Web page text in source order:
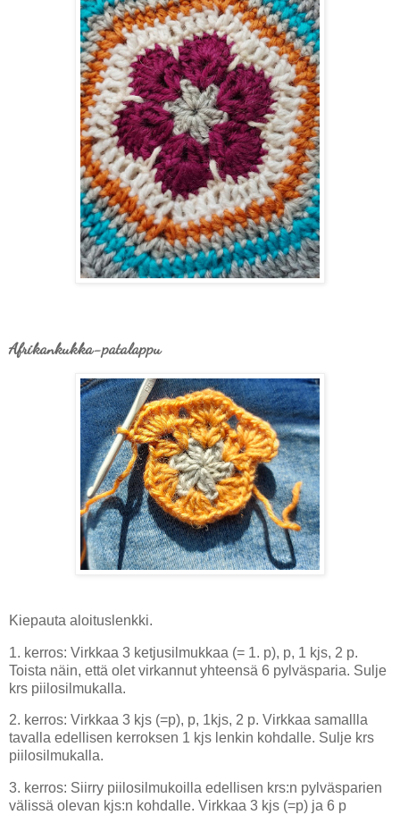
Afrikankukka-patalappu
Kiepauta aloituslenkki.
1. kerros: Virkkaa 3 ketjusilmukkaa (= 1. p), p, 1 kjs, 2 p.
Toista näin, että olet virkannut yhteensä 6 pylväsparia. Sulje
krs piilosilmukalla.
2. kerros: Virkkaa 3 kjs (=p), p, 1kjs, 2 p. Virkkaa samallla
tavalla edellisen kerroksen 1 kjs lenkin kohdalle. Sulje krs
piilosilmukalla.
3. kerros: Siirry piilosilmukoilla edellisen krs:n pylväsparien
välissä olevan kjs:n kohdalle. Virkkaa 3 kjs (=p) ja 6 p